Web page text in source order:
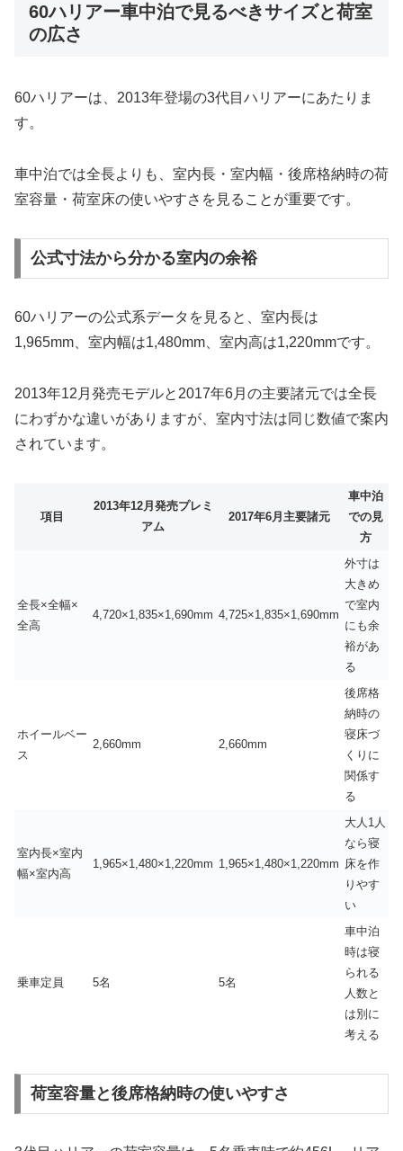
60ハリアー車中泊で見るべきサイズと荷室
の広さ
60ハリアーは、2013年登場の3代目ハリアーにあたりま
す。
車中泊では全長よりも、室内長・室内幅・後席格納時の荷
室容量・荷室床の使いやすさを見ることが重要です。
公式寸法から分かる室内の余裕
60ハリアーの公式系データを見ると、室内長は
1,965mm、室内幅は1,480mm、室内高は1,220mmです。
2013年12月発売モデルと2017年6月の主要諸元では全長
にわずかな違いがありますが、室内寸法は同じ数値で案内
されています。
項目
2013年12月発売プレミ
アム
2017年6月主要諸元
車中泊
での見
方
全長×全幅×
全高
4,720×1,835×1,690mm 4,725×1,835×1,690mm
外寸は
大きめ
で室内
にも余
裕があ
る
ホイールベー
ス
2,660mm 2,660mm
後席格
納時の
寝床づ
くりに
関係す
る
室内長×室内
幅×室内高
1,965×1,480×1,220mm 1,965×1,480×1,220mm
大人1人
なら寝
床を作
りやす
い
乗車定員 5名 5名
車中泊
時は寝
られる
人数と
は別に
考える
荷室容量と後席格納時の使いやすさ